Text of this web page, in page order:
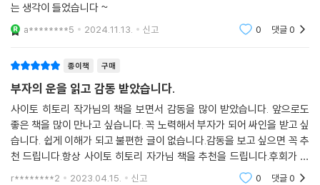
하다.
늘의 힘까지도 생각할 수 있는 기회를 제공해준다. 또, 저자가 말하는 운의
는 정말 운이 좋구나!’ 하고 툭툭 털고 일어나 다시 제 갈 길을 갈 수 있는 힘
을 온몸에 장착하게 될 것이다.
는 생각이 들었습니다 ~
a********5 2024.11.13. 신고 0 댓글0
종이책 구매
부자의 운을 읽고 감동 받았습니다.
사이토 히토리 작가님의 책을 보면서 감동을 많이 받았습니다. 앞으로도
좋은 책을 많이 만나고 싶습니다. 꼭 노력해서 부자가 되어 싸인을 받고 싶
습니다. 쉽게 이해가 되고 불편한 글이 없습니다.감동을 보고 싶으면 꼭 추
천 드립니다.항상 사이토 히토리 자가님 책을 추천을 드립니다.후회가 안
되고 책 값이 아깝지가 않습니다.도서를 많이 하는것도 좋지만 좋은 책을
r********2 2023.04.15. 신고 0 댓글0